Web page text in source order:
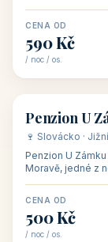
CENA OD
590 Kč
/ noc / os.
🏡 penzion
Penzion U
🍷 Slovácko ·
Penzion U
Moravě, jedné z
CENA OD
500 Kč
/ noc / os.